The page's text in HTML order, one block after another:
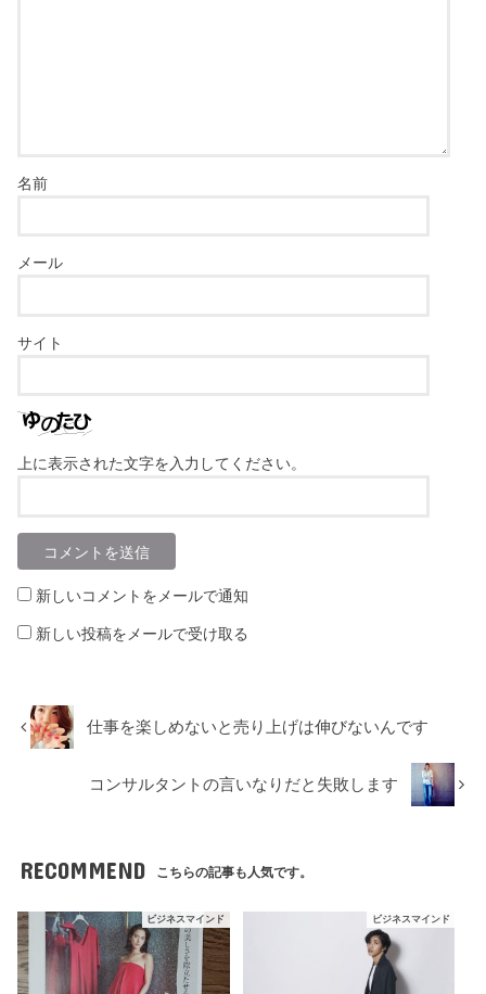
名前
メール
サイト
上に表示された文字を入力してください。
新しいコメントをメールで通知
新しい投稿をメールで受け取る
仕事を楽しめないと売り上げは伸びないんです
コンサルタントの言いなりだと失敗します
RECOMMEND こちらの記事も人気です。
ビジネスマインド ビジネスマインド